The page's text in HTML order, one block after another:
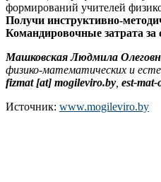
формирований учителей
Получи инструктивно-
Командировочные затрата
Машковская Людмила
физико-математических и
fizmat [at] mogileviro.by est-
Источник: www.mogileviro.by